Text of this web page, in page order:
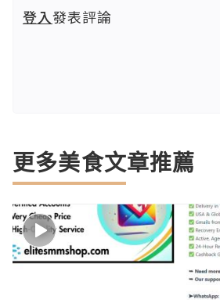
登入發表評論
更多美食文章推薦